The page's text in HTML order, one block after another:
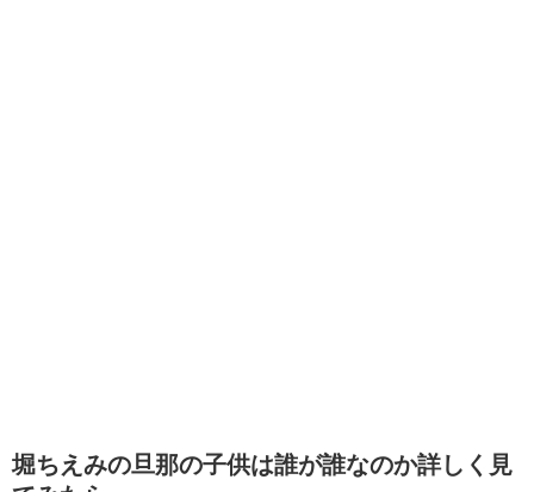
堀ちえみの旦那の子供は誰が誰なのか詳しく見